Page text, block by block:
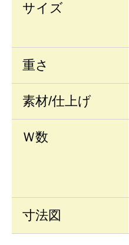
サイズ
重さ
素材/仕上げ
Ｗ数
寸法図